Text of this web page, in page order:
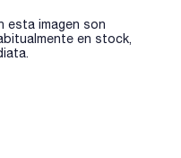
esta imagen son
en stock,